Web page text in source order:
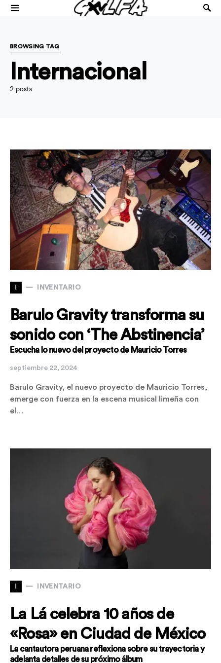
BROWSING TAG
Internacional
2 posts
I INVENTARIO
Barulo Gravity transforma su
sonido con ‘The Abstinencia’
Escucha lo nuevo del proyecto de Mauricio Torres
septiembre 22, 2024
Barulo Gravity, el nuevo proyecto de Mauricio Torres,
emerge con fuerza en la escena musical limeña con
el…
I INVENTARIO
La Lá celebra 10 años de
«Rosa» en Ciudad de México
La cantautora peruana reflexiona sobre su trayectoria y
adelanta detalles de su próximo álbum